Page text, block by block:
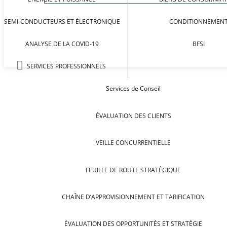
SEMI-CONDUCTEURS ET ÉLECTRONIQUE
ANALYSE DE LA COVID-19
SERVICES PROFESSIONNELS
BFSI
Services de Conseil
ÉVALUATION DES CLIENTS
VEILLE CONCURRENTIELLE
FEUILLE DE ROUTE STRATÉGIQUE
CHAÎNE D’APPROVISIONNEMENT ET TARIFICATION
ÉVALUATION DES OPPORTUNITÉS ET STRATÉGIE